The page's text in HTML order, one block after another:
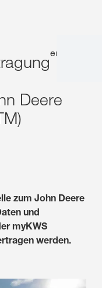
en
Deere
zum John Deere
und
myKWS
werden.